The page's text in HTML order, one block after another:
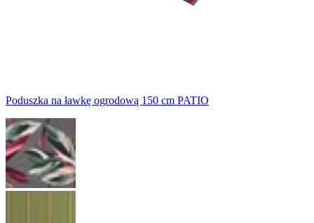
Poduszka na ławkę ogrodową 150 cm PATIO